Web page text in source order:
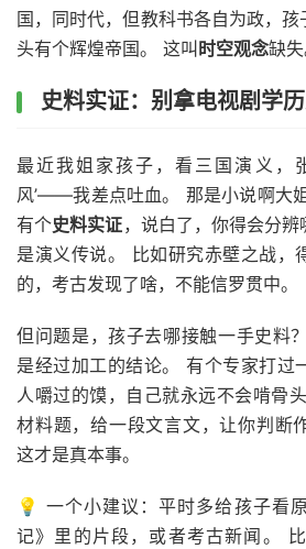
国，同时代，但教科书各自为政，
头有个辉煌帝国。 这叫 时空观念缺失
史料实证：别拿电视剧学历
最近我姐家孩子，看三国演义，
风’——我差点吐血。 那是小说啊大
有个史料实证，说白了，你得会分
是演义传说。 比如研究赤壁之战，
的，考古发现了啥，不能信罗贯中。
但问题是，孩子去哪接触一手史料
是经过加工的结论。 有个专家打过
人嚼过的馍，自己就永远不会啃骨
材料题，给一段文言文，让你判断
这才是真本事。
💡 一个小建议：平时多给孩子看
记》里的片段，或者考古新闻。